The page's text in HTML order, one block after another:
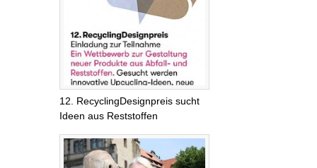
12. RecyclingDesignpreis sucht
Ideen aus Reststoffen